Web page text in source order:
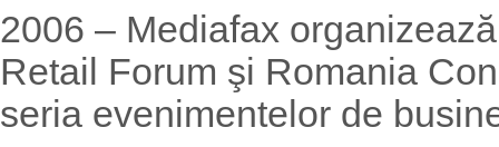
2006 – Mediafax
Retail Forum şi Romania
seria evenimentelor de